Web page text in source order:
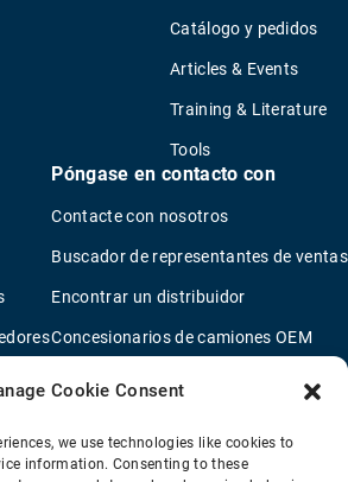
Cookie Consent
we use technologies like cookies to
information. Consenting to these
Catálogo y pedidos
Articles & Events
Training & Literature
Tools
Póngase en contacto con
Contacte con nosotros
Buscador de representantes de ventas
Encontrar un distribuidor
Concesionarios de camiones OEM